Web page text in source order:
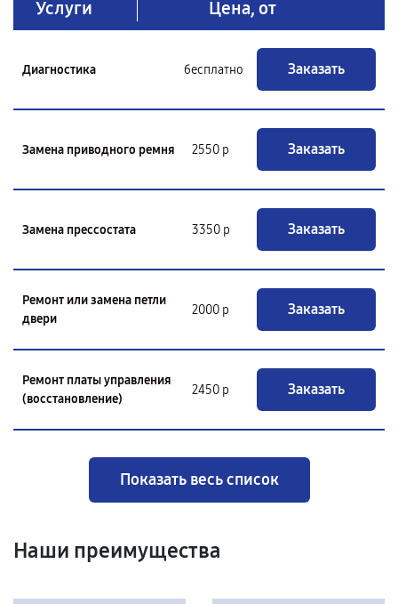
Услуги Цена, от
Диагностика бесплатно Заказать
Замена приводного ремня 2550 р Заказать
Замена прессостата 3350 р Заказать
Ремонт или замена петли
двери
2000 р Заказать
Ремонт платы управления
(восстановление)
2450 р Заказать
Показать весь список
Наши преимущества